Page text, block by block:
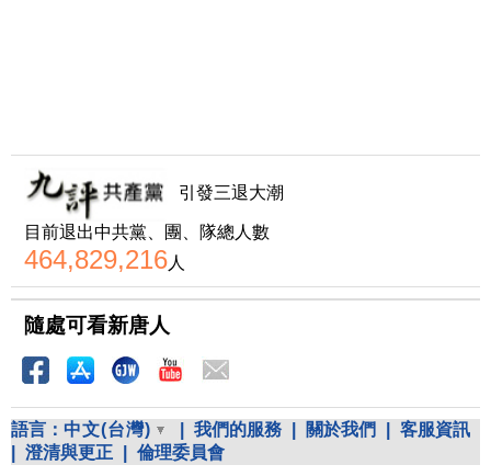
引發三退大潮
目前退出中共黨、團、隊總人數
464,829,216人
隨處可看新唐人
語言： 中文(台灣) 我們的服務 關於我們
客服資訊
澄清與更正 倫理委員會